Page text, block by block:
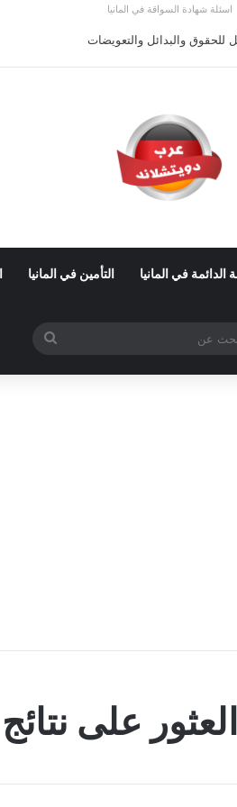
اسئلة شهادة السواقة في المانيا
الدائمة في المانيا التأمين في المانيا
على نتائج